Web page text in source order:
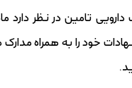
تامین در نظر دارد
خود را به همراه مدارک